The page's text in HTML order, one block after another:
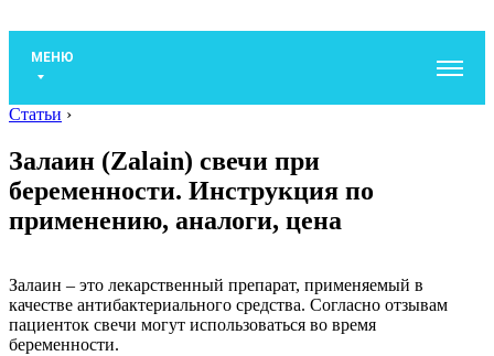
МЕНЮ
Статьи ›
Залаин (Zalain) свечи при
беременности. Инструкция по
применению, аналоги, цена
Залаин – это лекарственный препарат, применяемый в
качестве антибактериального средства. Согласно отзывам
пациенток свечи могут использоваться во время
беременности.